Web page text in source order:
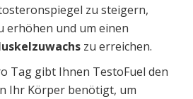
zu steigern,
erhöhen und um einen
zu erreichen.
Tag gibt Ihnen TestoFuel den
Ihr Körper benötigt, um